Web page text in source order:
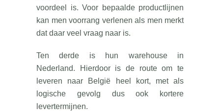
voordeel is. Voor bepaalde productlijnen
kan men voorrang verlenen als men merkt
dat daar veel vraag naar is.
Ten derde is hun warehouse in
Nederland. Hierdoor is de route om te
leveren naar België heel kort, met als
logische gevolg dus ook kortere
levertermijnen.